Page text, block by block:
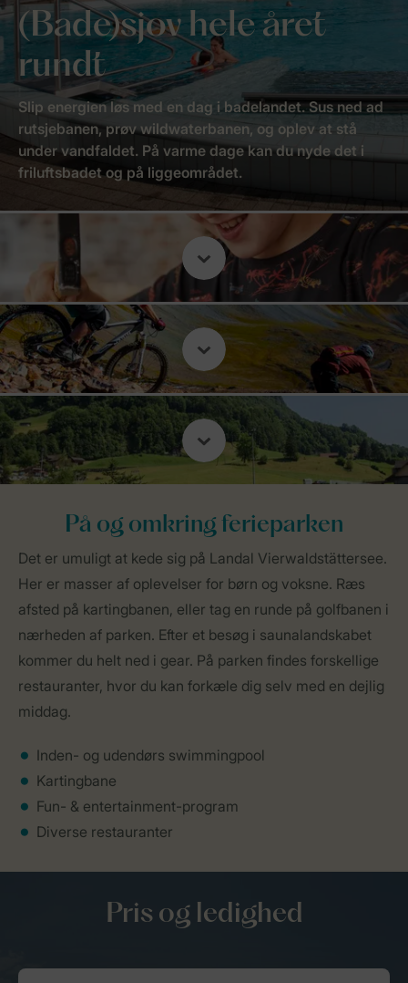
(Bade)sjov hele året
rundt
Slip energien løs med en dag i badelandet. Sus ned ad
rutsjebanen, prøv wildwaterbanen, og oplev at stå
under vandfaldet. På varme dage kan du nyde det i
friluftsbadet og på liggeområdet.
På og omkring ferieparken
Det er umuligt at kede sig på Landal Vierwaldstättersee.
Her er masser af oplevelser for børn og voksne. Ræs
afsted på kartingbanen, eller tag en runde på golfbanen i
nærheden af parken. Efter et besøg i saunalandskabet
kommer du helt ned i gear. På parken findes forskellige
restauranter, hvor du kan forkæle dig selv med en dejlig
middag.
Inden- og udendørs swimmingpool
Kartingbane
Fun- & entertainment-program
Diverse restauranter
Pris og ledighed